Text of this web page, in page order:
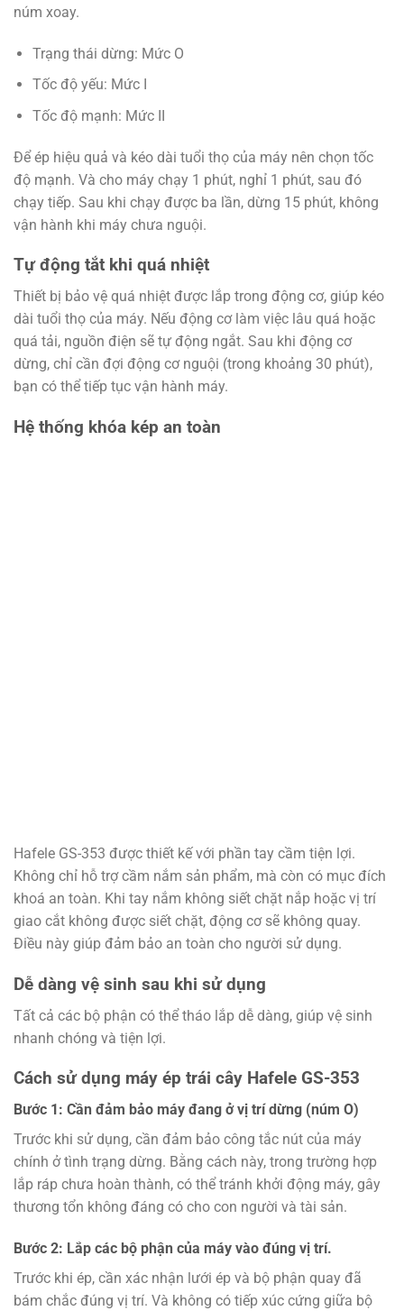
núm xoay.
Trạng thái dừng: Mức O
Tốc độ yếu: Mức I
Tốc độ mạnh: Mức II
Để ép hiệu quả và kéo dài tuổi thọ của máy nên chọn tốc
độ mạnh. Và cho máy chạy 1 phút, nghỉ 1 phút, sau đó
chạy tiếp. Sau khi chạy được ba lần, dừng 15 phút, không
vận hành khi máy chưa nguội.
Tự động tắt khi quá nhiệt
Thiết bị bảo vệ quá nhiệt được lắp trong động cơ, giúp kéo
dài tuổi thọ của máy. Nếu động cơ làm việc lâu quá hoặc
quá tải, nguồn điện sẽ tự động ngắt. Sau khi động cơ
dừng, chỉ cần đợi động cơ nguội (trong khoảng 30 phút),
bạn có thể tiếp tục vận hành máy.
Hệ thống khóa kép an toàn
Hafele GS-353 được thiết kế với phần tay cầm tiện lợi.
Không chỉ hỗ trợ cầm nắm sản phẩm, mà còn có mục đích
khoá an toàn. Khi tay nắm không siết chặt nắp hoặc vị trí
giao cắt không được siết chặt, động cơ sẽ không quay.
Điều này giúp đảm bảo an toàn cho người sử dụng.
Dễ dàng vệ sinh sau khi sử dụng
Tất cả các bộ phận có thể tháo lắp dễ dàng, giúp vệ sinh
nhanh chóng và tiện lợi.
Cách sử dụng máy ép trái cây Hafele GS-353
Bước 1: Cần đảm bảo máy đang ở vị trí dừng (núm O)
Trước khi sử dụng, cần đảm bảo công tắc nút của máy
chính ở tình trạng dừng. Bằng cách này, trong trường hợp
lắp ráp chưa hoàn thành, có thể tránh khởi động máy, gây
thương tổn không đáng có cho con người và tài sản.
Bước 2: Lắp các bộ phận của máy vào đúng vị trí.
Trước khi ép, cần xác nhận lưới ép và bộ phận quay đã
bám chắc đúng vị trí. Và không có tiếp xúc cứng giữa bộ